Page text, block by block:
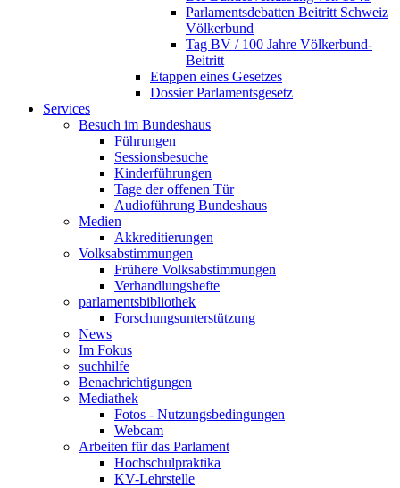
Parlamentsdebatten Beitritt Schweiz
Völkerbund
Tag BV / 100 Jahre Völkerbund-
Beitritt
Etappen eines Gesetzes
Dossier Parlamentsgesetz
Services
Besuch im Bundeshaus
Führungen
Sessionsbesuche
Kinderführungen
Tage der offenen Tür
Audioführung Bundeshaus
Medien
Akkreditierungen
Volksabstimmungen
Frühere Volksabstimmungen
Verhandlungshefte
parlamentsbibliothek
Forschungsunterstützung
News
Im Fokus
suchhilfe
Benachrichtigungen
Mediathek
Fotos - Nutzungsbedingungen
Webcam
Arbeiten für das Parlament
Hochschulpraktika
KV-Lehrstelle